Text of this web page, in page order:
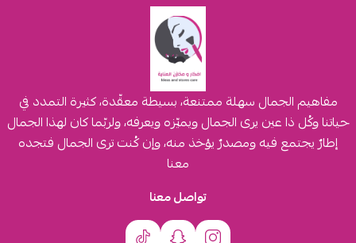
مفاهيم الجمال سهلة ممتنعة، بسيطة معقّدة، كثيرة التمدد في
حياتنا وكُل ذا عين يرى الجمال ويميّزه ويعرفه، ولربّما كان لهذا الجمال
إطارٌ يجتمع فيه ومصدرٌ يؤخذ منه، وإن كُنت ترى الجمال فتجده
معنا
تواصل معنا